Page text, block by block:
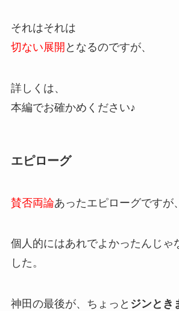
それはそれは
切ない展開 となるのですが、
詳しくは、
本編でお確かめください♪
エピローグ
賛否両論あったエピローグですが、
個人的にはあれでよかったんじゃ
した。
神田の最後が、ちょっと ジンとき